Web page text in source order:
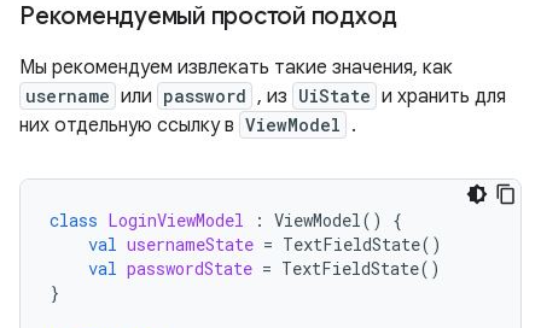
Рекомендуемый простой подход
Мы рекомендуем извлекать такие значения, как
username или password , из UiState и хранить для
них отдельную ссылку в ViewModel .
class LoginViewModel : ViewModel()
{
val usernameState = TextFieldState()
val passwordState = TextFieldState()
}